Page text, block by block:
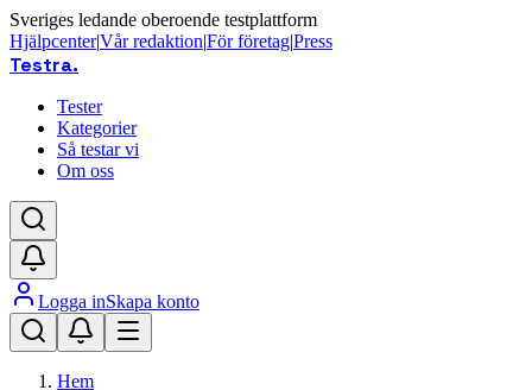
Sveriges ledande oberoende testplattform
Hjälpcenter|Vår redaktion|För företag|Press
Testra.
Tester
Kategorier
Så testar vi
Om oss
Logga inSkapa konto
Hem